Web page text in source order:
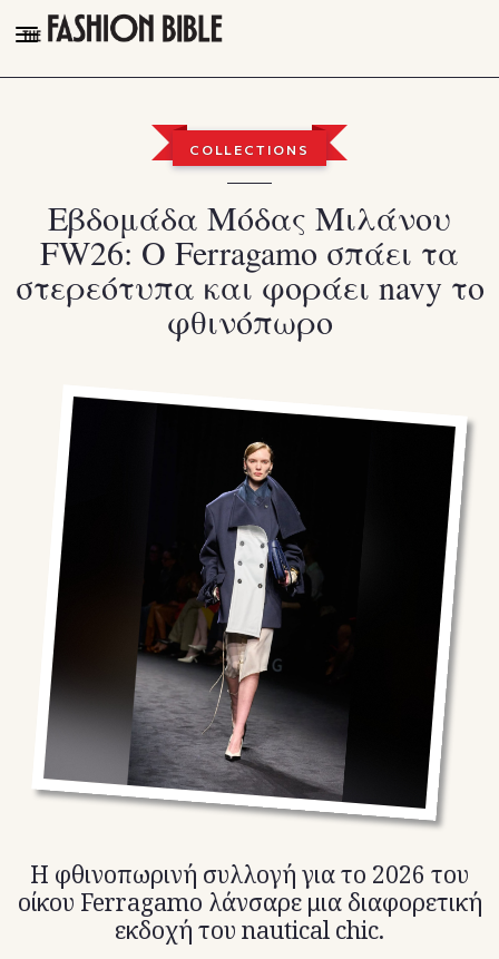
THE FASHION BIBLE
TALK OF THE TOWN
PLEASURES
VIDEOS
Instagram
Youtube
TikTok
X(Twitter)
COLLECTIONS
Εβδομάδα Μόδας Μιλάνου
FW26: Ο Ferragamo σπάει τα
στερεότυπα και φοράει navy το
φθινόπωρο
Η φθινοπωρινή συλλογή για το 2026 του
οίκου Ferragamo λάνσαρε μια διαφορετική
εκδοχή του nautical chic.